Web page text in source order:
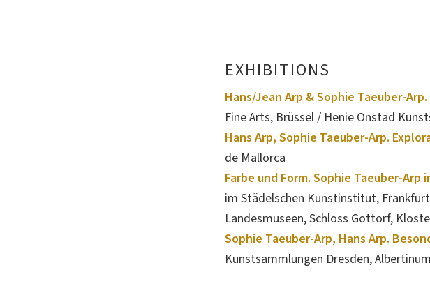
EXHIBITIONS
Hans/Jean Arp & Sophie Taeuber-
Fine Arts, Brüssel / Henie Onstad
Hans Arp, Sophie Taeuber-Arp.
de Mallorca
Farbe und Form. Sophie Taeuber-Arp
im Städelschen Kunstinstitut,
Landesmuseen, Schloss Gottorf,
Sophie Taeuber-Arp, Hans Arp.
Kunstsammlungen Dresden, Albertinum